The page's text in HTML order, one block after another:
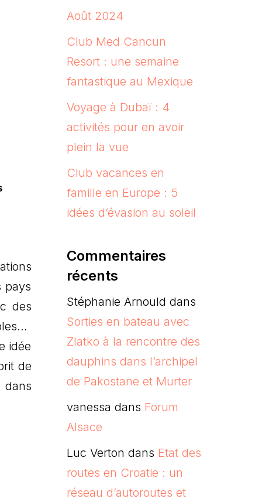
pays
des
idée
de
Août 2024
Club Med Cancun
Resort : une semaine
fantastique au Mexique
Voyage à Dubaï : 4
activités pour en avoir
plein la vue
Club vacances en
famille en Europe : 5
idées d’évasion au soleil
Commentaires
récents
Stéphanie Arnould dans
Sorties en bateau avec
Zlatko à la rencontre des
dauphins dans l’archipel
de Pakostane et Murter
vanessa dans Forum
Alsace
Luc Verton dans Etat des
routes en Croatie : un
réseau d’autoroutes et